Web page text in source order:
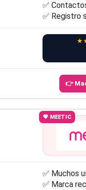
✅
✅ Registro
👉
💖 MEETIC
✅ Muchos
✅ Marca